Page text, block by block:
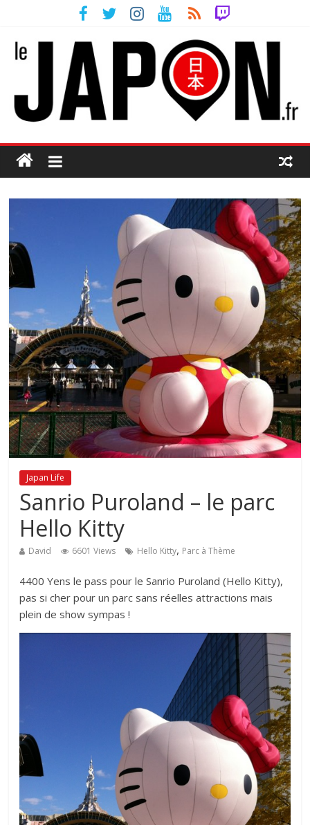
Japan Life
Sanrio Puroland – le parc
Hello Kitty
David 6601 Views Hello Kitty, Parc à Thème
4400 Yens le pass pour le Sanrio Puroland (Hello Kitty),
pas si cher pour un parc sans réelles attractions mais
plein de show sympas !